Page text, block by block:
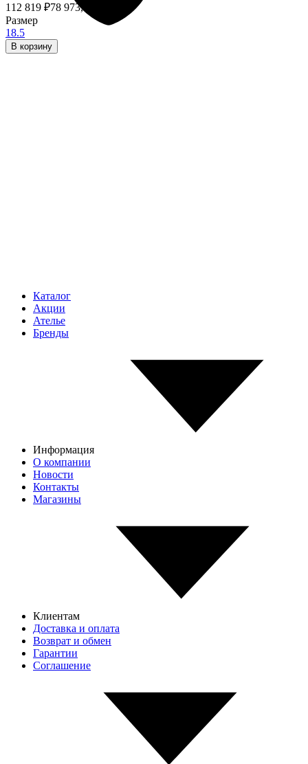
112 819 ₽78 973,30
Размер
18.5
В корзину
Каталог
Акции
Ателье
Бренды
Информация
О компании
Новости
Контакты
Магазины
Клиентам
Доставка и оплата
Возврат и обмен
Гарантии
Соглашение